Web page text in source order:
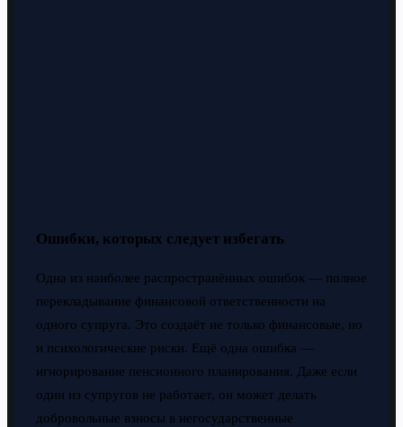
Ошибки, которых следует избегать
Одна из наиболее распространённых ошибок — полное
перекладывание финансовой ответственности на
одного супруга. Это создаёт не только финансовые, но
и психологические риски. Ещё одна ошибка —
игнорирование пенсионного планирования. Даже если
один из супругов не работает, он может делать
добровольные взносы в негосударственные